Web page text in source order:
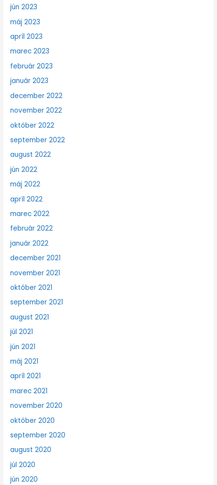
jún 2023
máj 2023
apríl 2023
marec 2023
február 2023
január 2023
december 2022
november 2022
október 2022
september 2022
august 2022
jún 2022
máj 2022
apríl 2022
marec 2022
február 2022
január 2022
december 2021
november 2021
október 2021
september 2021
august 2021
júl 2021
jún 2021
máj 2021
apríl 2021
marec 2021
november 2020
október 2020
september 2020
august 2020
júl 2020
jún 2020